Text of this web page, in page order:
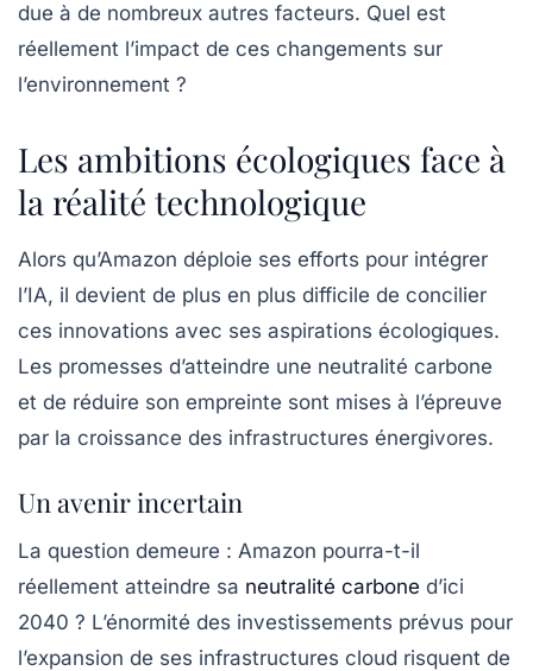
due à de nombreux autres facteurs. Quel est
réellement l’impact de ces changements sur
l’environnement ?
Les ambitions écologiques face à
la réalité technologique
Alors qu’Amazon déploie ses efforts pour intégrer
l’IA, il devient de plus en plus difficile de concilier
ces innovations avec ses aspirations écologiques.
Les promesses d’atteindre une neutralité carbone
et de réduire son empreinte sont mises à l’épreuve
par la croissance des infrastructures énergivores.
Un avenir incertain
La question demeure : Amazon pourra-t-il
réellement atteindre sa neutralité carbone d’ici
2040 ? L’énormité des investissements prévus pour
l’expansion de ses infrastructures cloud risquent de